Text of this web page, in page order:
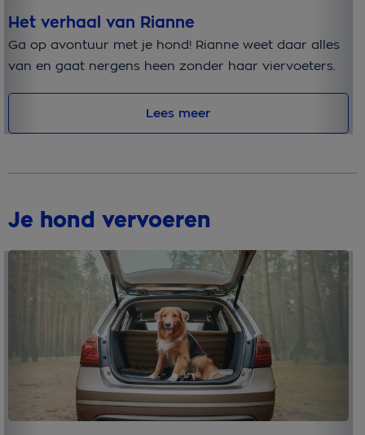
Het verhaal van Rianne
Ga op avontuur met je hond! Rianne weet daar alles
van en gaat nergens heen zonder haar viervoeters.
Lees meer
Je hond vervoeren